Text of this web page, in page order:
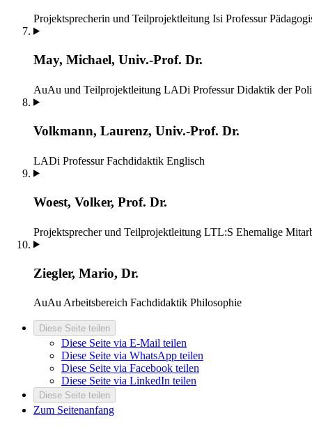
Projektsprecherin und Teilprojektleitung Isi Professur
May, Michael, Univ.-Prof. Dr.
AuAu und Teilprojektleitung LADi Professur Didaktik der
Volkmann, Laurenz, Univ.-Prof. Dr.
LADi Professur Fachdidaktik Englisch
Woest, Volker, Prof. Dr.
Projektsprecher und Teilprojektleitung LTL:S Ehemalige
Ziegler, Mario, Dr.
AuAuArbeitsbereich Fachdidaktik Philosophie
Diese Seite teilen
Diese Seite via E-Mail teilen
Diese Seite via WhatsApp teilen
Diese Seite via Facebook teilen
Diese Seite via LinkedIn teilen
Diese Seite teilen
Zum Seitenanfang